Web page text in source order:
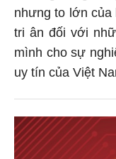
nhưng to lớn của
tri ân đối với
mình cho sự
uy tín của Việt